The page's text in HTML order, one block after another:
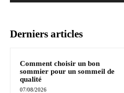
Derniers articles
Comment choisir un bon
sommier pour un sommeil de
qualité
07/08/2026